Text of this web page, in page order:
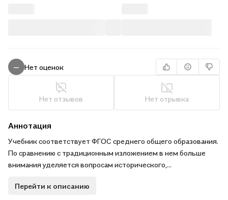
— Нет оценок
Нет отзывов Нет отрывка
Аннотация
Учебник соответствует ФГОС среднего общего образования.
По сравнению с традиционным изложением в нем больше
внимания уделяется вопросам исторического,
характера. Данный учебник согласуется с учебниками по
Перейти к описанию